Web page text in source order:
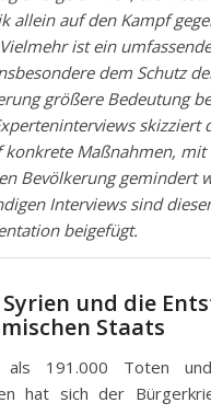
allein auf den Kampf
ist ein
dem Schutz
größere Bedeutung
skizziert
konkrete Maßnahmen, mit
Bevölkerung gemindert
Interviews sind
beigefügt.
und die
Staats
191.000 Toten
hat sich der